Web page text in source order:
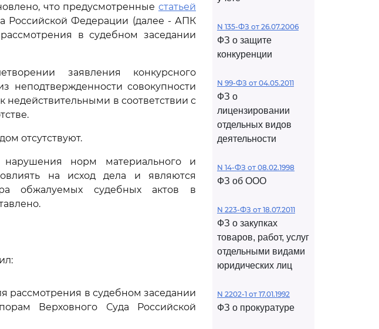
что предусмотренные статьей
Российской Федерации (далее - АПК
в судебном заседании
заявления конкурсного
неподтвержденности совокупности
в соответствии с
отсутствуют.
норм материального и
на исход дела и являются
обжалуемых судебных актов в
рассмотрения в судебном заседании
Верховного Суда Российской
N 135-ФЗ от 26.07.2006
ФЗ о защите
конкуренции
N 99-ФЗ от 04.05.2011
ФЗ о
лицензировании
отдельных видов
деятельности
N 14-ФЗ от 08.02.1998
ФЗ об ООО
N 223-ФЗ от 18.07.2011
ФЗ о закупках
товаров, работ, услуг
отдельными видами
юридических лиц
N 2202-1 от 17.01.1992
ФЗ о прокуратуре